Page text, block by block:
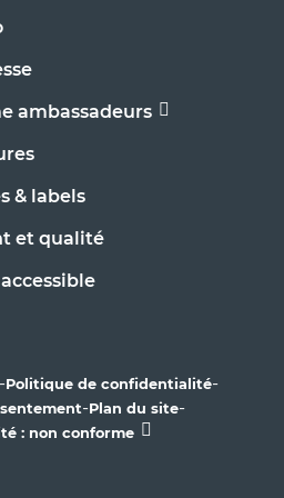
ambassadeurs
& labels
et qualité
-Politique de confidentialité-
-Plan du site-
: non conforme